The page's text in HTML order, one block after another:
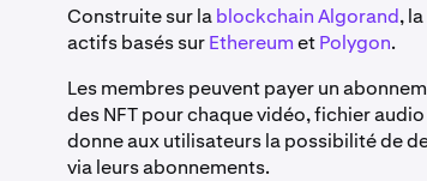
Construite sur lablockchain Algorand,
actifs basés surEthereumetPolygon.
Les membres peuvent payer un
des NFT pour chaque vidéo, fichier
donne aux utilisateurs la possibilité de
via leurs abonnements.